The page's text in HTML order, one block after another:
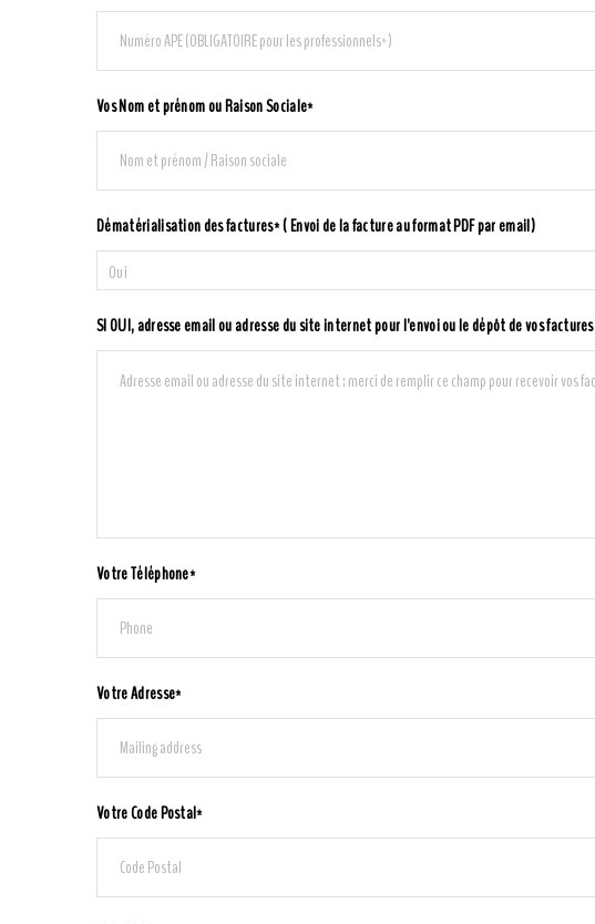
Vos Nom et prénom ou Raison Sociale*
Dématérialisation des factures* ( Envoi de la facture au format PDF par email)
Oui
SI OUI, adresse email ou adresse du site internet pour l'envoi ou le dépôt de vos factures
Votre Téléphone*
Votre Adresse*
Votre Code Postal*